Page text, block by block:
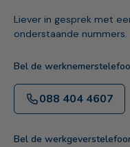
Liever in gesprek met
onderstaande nummers.
Bel de
088 404 4607
Bel de